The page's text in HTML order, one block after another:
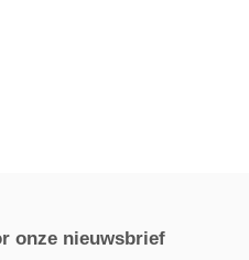
onze nieuwsbrief